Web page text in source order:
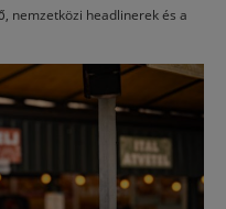
nemzetközi headlinerek és a